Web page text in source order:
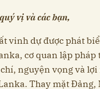
vị và các bạn,
vinh dự được phát
cơ quan lập pháp
nguyện vọng và lợi
Thay mặt Đảng,